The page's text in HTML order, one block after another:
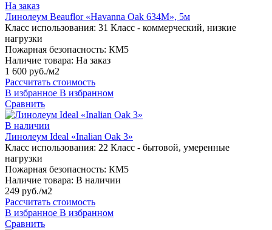
На заказ
Линолеум Beauflor «Havanna Oak 634M», 5м
Класс использования: 31 Класс - коммерческий, низкие
нагрузки
Пожарная безопасность: КМ5
Наличие товара: На заказ
1 600 руб./м2
Рассчитать стоимость
В избранное В избранном
Сравнить
В наличии
Линолеум Ideal «Inalian Oak 3»
Класс использования: 22 Класс - бытовой, умеренные
нагрузки
Пожарная безопасность: КМ5
Наличие товара: В наличии
249 руб./м2
Рассчитать стоимость
В избранное В избранном
Сравнить